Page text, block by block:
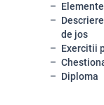
de jos
Exercitii
Diploma